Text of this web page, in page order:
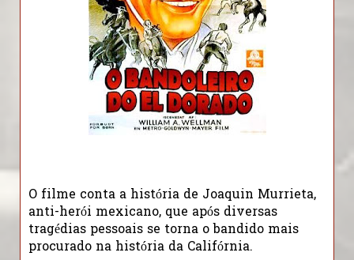
O filme conta a história de Joaquin Murrieta,
anti-herói mexicano, que após diversas
tragédias pessoais se torna o bandido mais
procurado na história da Califórnia.